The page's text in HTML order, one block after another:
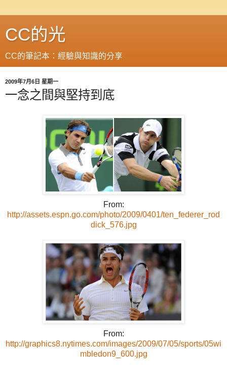
CC的光
CC的筆記本：經驗與知識的分享
2009年7月6日 星期一
一念之間與堅持到底
From:
http://assets.espn.go.com/photo/2009/0401/ten_federer_rod
dick_576.jpg
From:
http://graphics8.nytimes.com/images/2009/07/05/sports/05wi
mbledon9_600.jpg